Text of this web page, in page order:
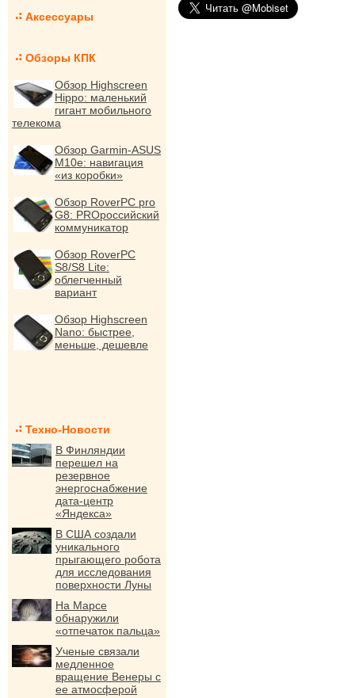
Аксессуары
Обзоры КПК
Обзор Highscreen
Hippo: маленький
гигант мобильного
телекома
Обзор Garmin-ASUS
M10e: навигация
«из коробки»
Обзор RoverPC pro
G8: PROроссийский
коммуникатор
Обзор RoverPC
S8/S8 Lite:
облегченный
вариант
Обзор Highscreen
Nano: быстрее,
меньше, дешевле
Техно-Новости
В Финляндии
перешел на
резервное
энергоснабжение
дата-центр
«Яндекса»
В США создали
уникального
прыгающего робота
для исследования
поверхности Луны
На Марсе
обнаружили
«отпечаток пальца»
Ученые связали
медленное
вращение Венеры с
ее атмосферой